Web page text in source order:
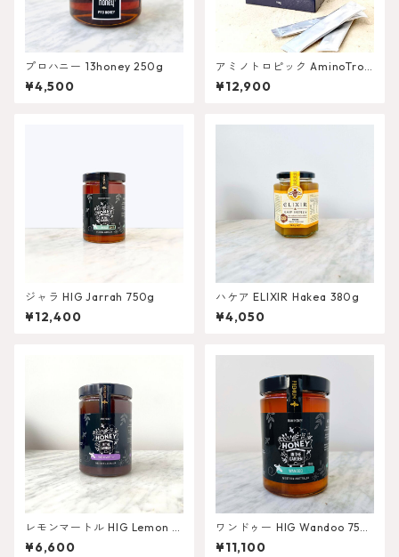
プロハニー 13honey 250g
¥4,500
アミノトロピック AminoTrop
ic
¥12,900
ジャラ HIG Jarrah 750g
¥12,400
ハケア ELIXIR Hakea 380g
¥4,050
レモンマートル HIG Lemon M
yrtle 750g
¥6,600
ワンドゥー HIG Wandoo 750
g
¥11,100